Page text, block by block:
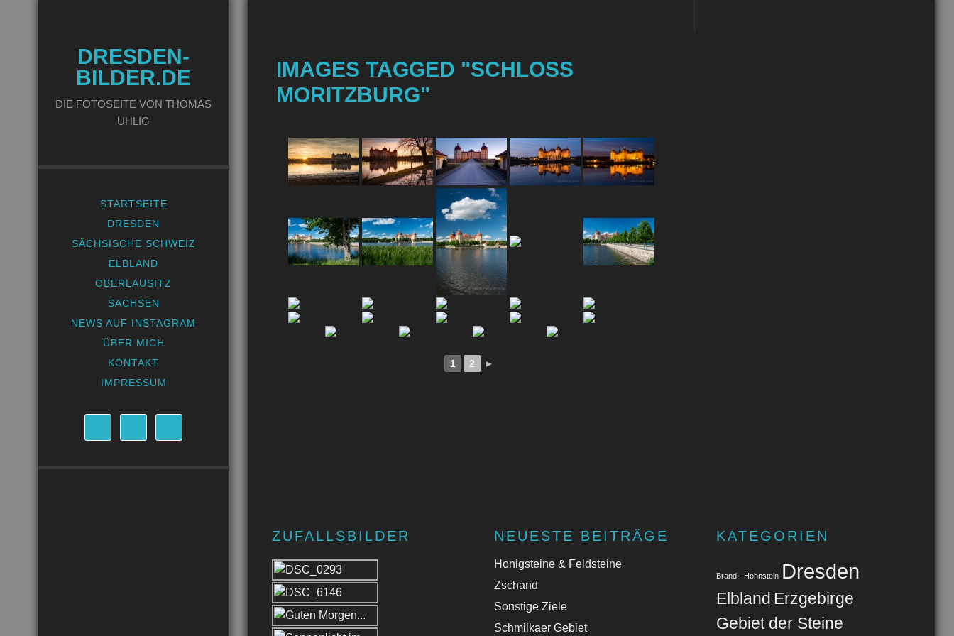
DRESDEN-
BILDER.DE
DIE FOTOSEITE VON THOMAS
UHLIG
STARTSEITE
DRESDEN
SÄCHSISCHE SCHWEIZ
ELBLAND
OBERLAUSITZ
SACHSEN
NEWS AUF INSTAGRAM
ÜBER MICH
KONTAKT
IMPRESSUM
IMAGES TAGGED "SCHLOSS
MORITZBURG"
1 2 ►
ZUFALLSBILDER NEUESTE BEITRÄGE
Honigsteine & Feldsteine
Zschand
Sonstige Ziele
Schmilkaer Gebiet
KATEGORIEN
Brand - Hohnstein Dresden
Elbland Erzgebirge
Gebiet der Steine